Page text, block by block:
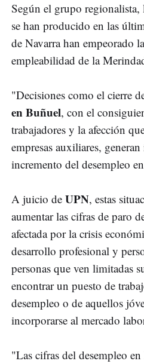
Según el grupo
se han producido en las
de Navarra han empeorado
empleabilidad de la
"Decisiones como el cierre
en Buñuel, con el
trabajadores y la afección
empresas auxiliares,
incremento del desempleo
A juicio de UPN, estas
aumentar las cifras de paro
afectada por la crisis
desarrollo profesional y
personas que ven limitadas
encontrar un puesto de
desempleo o de aquellos
incorporarse al mercado
"Las cifras del desempleo